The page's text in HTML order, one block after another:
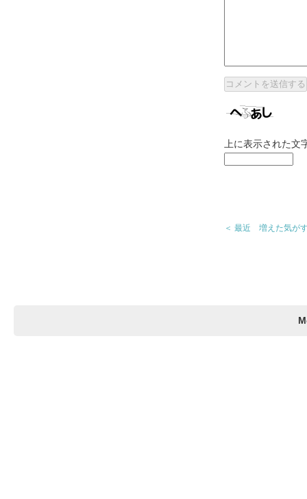
上に表示された文
＜ 最近 増えた気が